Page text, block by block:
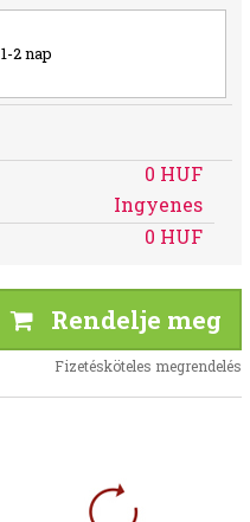
1-2 nap
0 HUF
Ingyenes
0 HUF
Rendelje meg
Fizetésköteles megrendelés